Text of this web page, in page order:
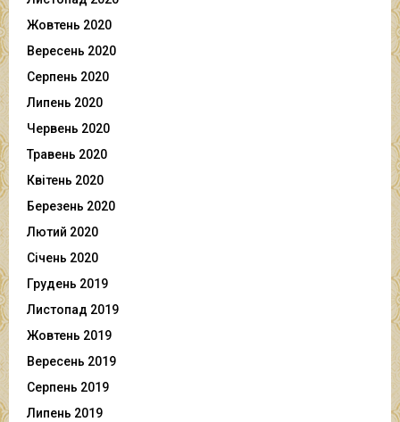
Жовтень 2020
Вересень 2020
Серпень 2020
Липень 2020
Червень 2020
Травень 2020
Квітень 2020
Березень 2020
Лютий 2020
Січень 2020
Грудень 2019
Листопад 2019
Жовтень 2019
Вересень 2019
Серпень 2019
Липень 2019